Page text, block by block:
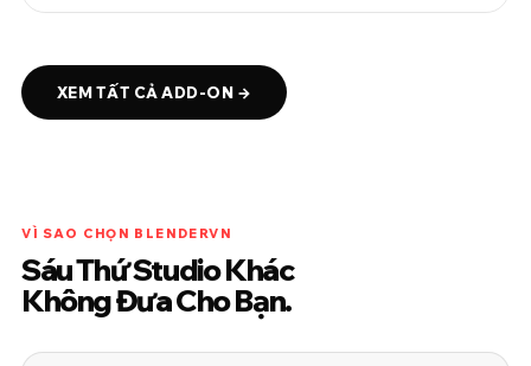
XEM TẤT CẢ ADD-ON →
VÌ SAO CHỌN BLENDERVN
Sáu Thứ Studio Khác
Không Đưa Cho Bạn.